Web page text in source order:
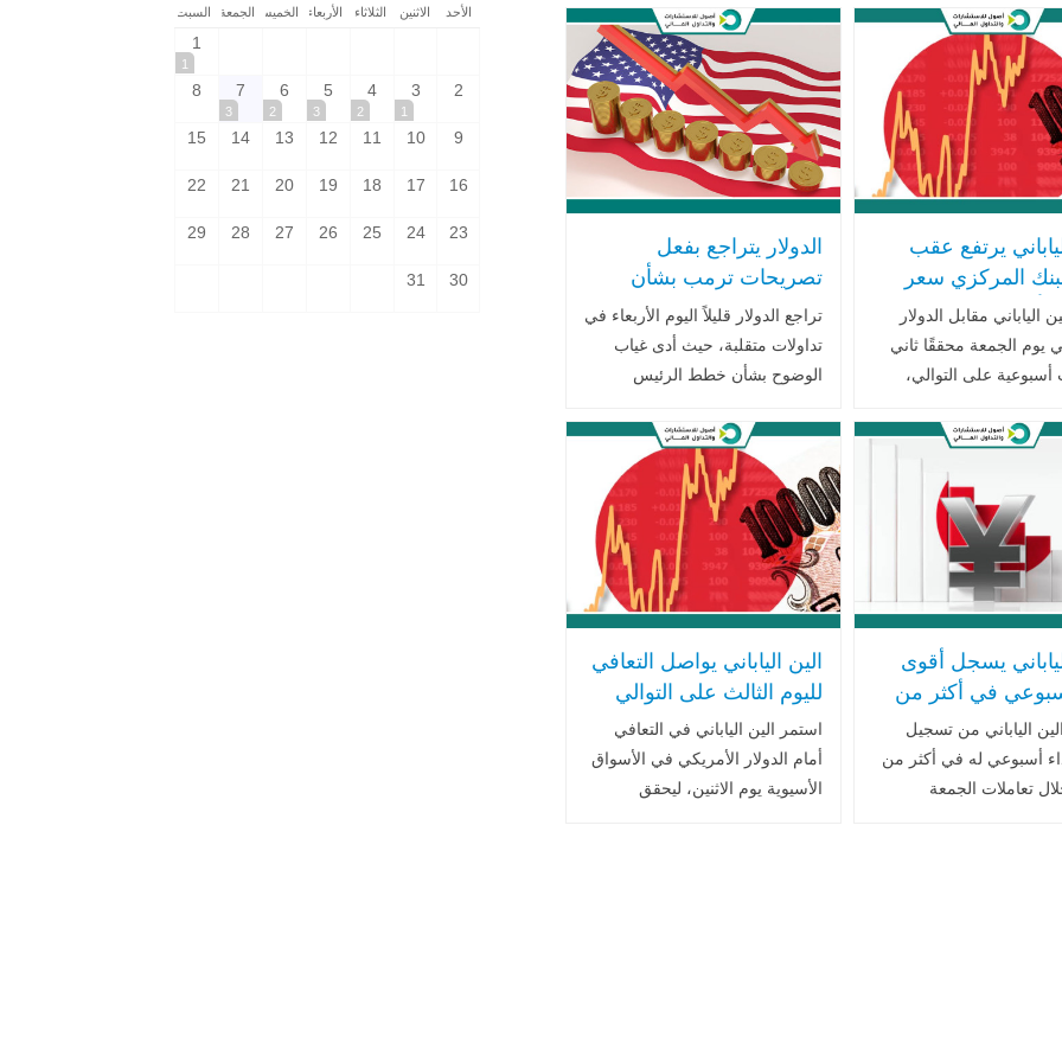
يرتفع عقب
المركزي سعر
لأعلى مستوى له
الياباني مقابل الدولار
يوم الجمعة محققًا ثاني
على التوالي،
إلى أعلى مستوياتها
منذ عام 2008. هذا القرار جاء
مع التوقعات..اقرأ المزيد
الدولار يتراجع بفعل
تصريحات ترمب بشأن
فرض رسوم جمركية على
الصين المكسيك وكندا و
الواردات الأوروبية
تراجع الدولار قليلاً اليوم الأربعاء في
تداولات متقلبة، حيث أدى غياب
الوضوح بشأن خطط الرئيس
الرسوم الجمركية إلى إبقاء
الأسواق في حالة من عدم
اليقين..اقرأ المزيد
يسجل أقوى
في أكثر من
توقعات برفع
الياباني من تسجيل
أسبوعي له في أكثر من
تعاملات الجمعة
الين الياباني يواصل التعافي
لليوم الثالث على التوالي
أشهر مقابل الدولار
استمر الين الياباني في التعافي
أمام الدولار الأمريكي في الأسواق
الأسيوية يوم الاثنين، ليحقق
الأحد الاثنين الثلاثاء الأربعاء الخميس الجمعة السبت
1
1
2
3
1
4
2
5
3
6
2
7
3
8
9
10
11
12
13
14
15
16
17
18
19
20
21
22
23
24
25
26
27
28
29
30
31